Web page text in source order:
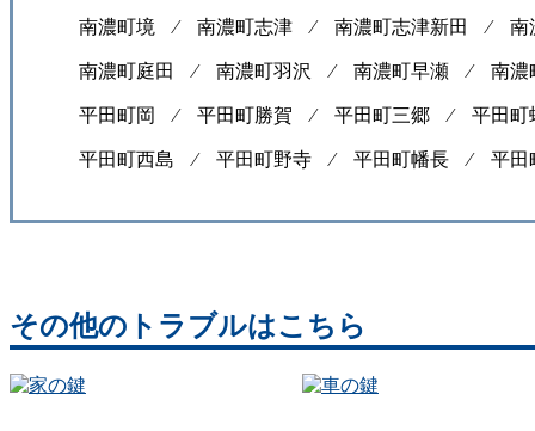
南濃町境 ⁄ 南濃町志津 ⁄ 南濃町志津新田 ⁄
南濃町庭田 ⁄ 南濃町羽沢 ⁄ 南濃町早瀬 ⁄ 南
平田町岡 ⁄ 平田町勝賀 ⁄ 平田町三郷 ⁄ 平田
平田町西島 ⁄ 平田町野寺 ⁄ 平田町幡長 ⁄ 平
その他のトラブルはこちら